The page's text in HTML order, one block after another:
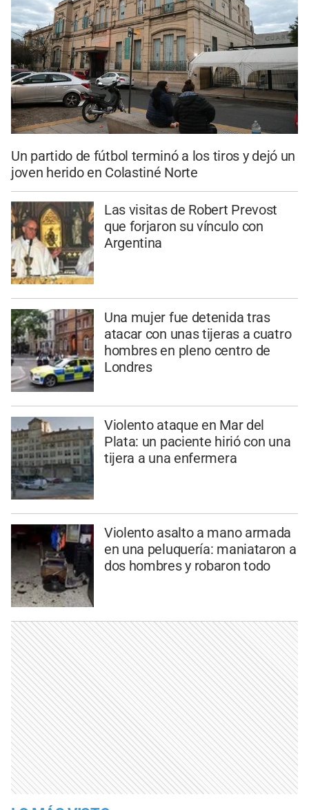
Un partido de fútbol terminó a los tiros y dejó un
joven herido en Colastiné Norte
Las visitas de Robert Prevost
que forjaron su vínculo con
Argentina
Una mujer fue detenida tras
atacar con unas tijeras a cuatro
hombres en pleno centro de
Londres
Violento ataque en Mar del
Plata: un paciente hirió con una
tijera a una enfermera
Violento asalto a mano armada
en una peluquería: maniataron a
dos hombres y robaron todo